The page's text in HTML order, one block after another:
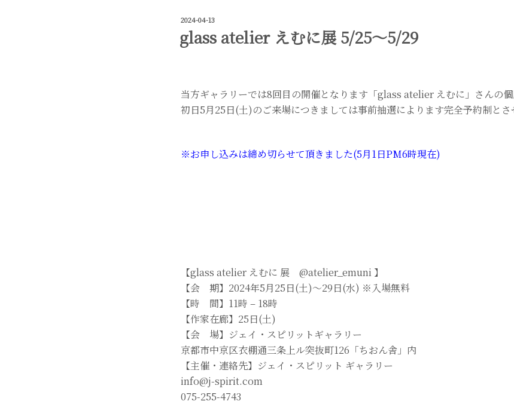
投
日:
2024-04-13
glass atelier えむに展 5/25～5/29
当方ギャラリーでは8回目の開催となります「glass atelier えむに」さんの
初日5月25日(土)のご来場につきましては事前抽選によります完全予約制とさ
※お申し込みは締め切らせて頂きました(5月1日PM6時現在)
【glass atelier えむに 展 @atelier_emuni 】
【会 期】2024年5月25日(土)〜29日(水) ※入場無料
【時 間】11時 – 18時
【作家在廊】25日(土)
【会 場】ジェイ・スピリットギャラリー
京都市中京区衣棚通三条上ル突抜町126「ちおん舎」内
【主催・連絡先】ジェイ・スピリット ギャラリー
info@j-spirit.com
075-255-4743